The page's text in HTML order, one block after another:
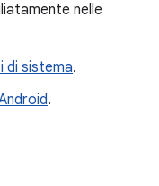
nelle
di sistema.
.